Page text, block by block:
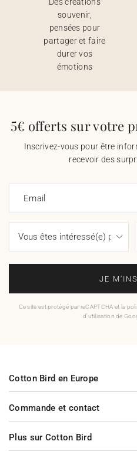
souvenir,
pensées pour
partager et faire
durer vos
émotions
5€ offerts sur votre
Inscrivez-vous pour être
recevoir des
Email
JE
Ce site est protégé par reCAPTCHA et la
d'utilisation de
Commande et contact
Plus sur Cotton Bird
Cotton Bird en Europe